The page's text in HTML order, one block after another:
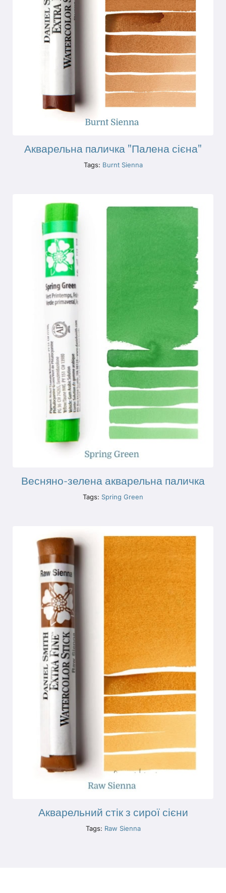
Акварельна паличка "Палена сієна"
Tags: Burnt Sienna
Весняно-зелена акварельна паличка
Tags: Spring Green
Акварельний стік з сирої сієни
Tags: Raw Sienna